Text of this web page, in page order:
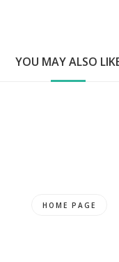
YOU MAY ALSO
HOME PAGE